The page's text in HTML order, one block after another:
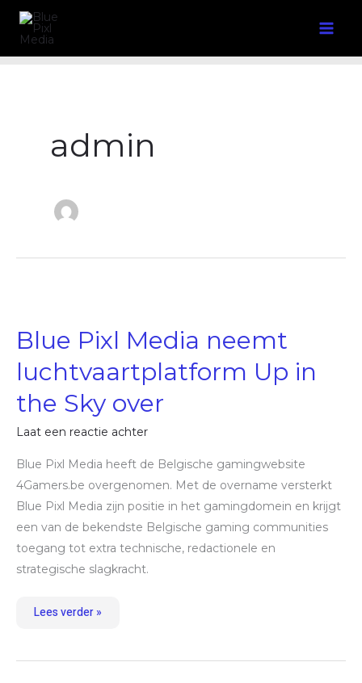
admin
Blue Pixl Media neemt
luchtvaartplatform Up in
the Sky over
Laat een reactie achter
Blue Pixl Media heeft de Belgische gamingwebsite
4Gamers.be overgenomen. Met de overname versterkt
Blue Pixl Media zijn positie in het gamingdomein en krijgt
een van de bekendste Belgische gaming communities
toegang tot extra technische, redactionele en
strategische slagkracht.
luchtvaartplatform
Up
the
Sky
Lees verder »